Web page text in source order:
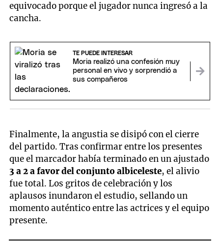
equivocado porque el jugador nunca ingresó a la
cancha.
TE PUEDE INTERESAR
Moria realizó una confesión muy
personal en vivo y sorprendió a
sus compañeros
Finalmente, la angustia se disipó con el cierre
del partido. Tras confirmar entre los presentes
que el marcador había terminado en un ajustado
3 a 2 a favor del conjunto albiceleste, el alivio
fue total. Los gritos de celebración y los
aplausos inundaron el estudio, sellando un
momento auténtico entre las actrices y el equipo
presente.